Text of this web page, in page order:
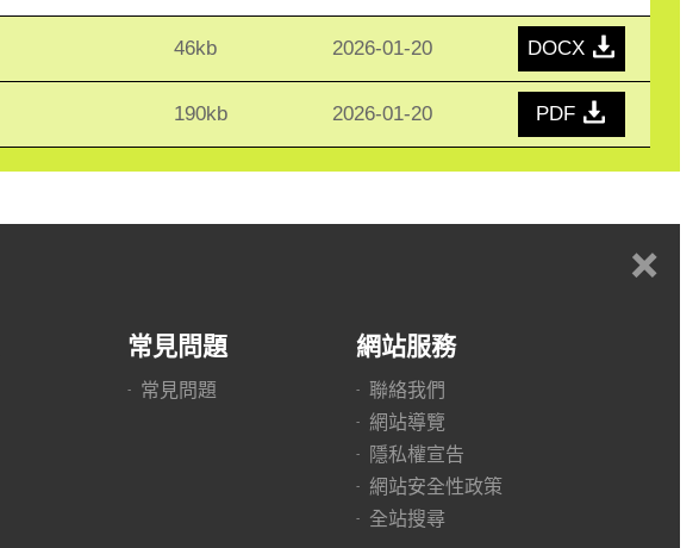
46kb 2026-01-20 DOCX
190kb 2026-01-20 PDF
+
常見問題
常見問題
網站服務
聯絡我們
網站導覽
隱私權宣告
網站安全性政策
全站搜尋